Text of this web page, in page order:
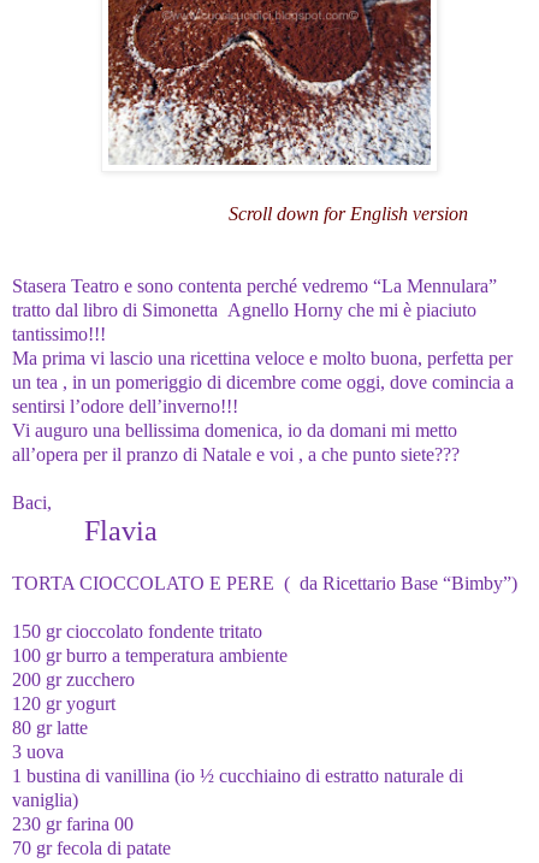
Scroll down for English version
Stasera Teatro e sono contenta perché vedremo “La Mennulara”
tratto dal libro di Simonetta Agnello Horny che mi è piaciuto
tantissimo!!!
Ma prima vi lascio una ricettina veloce e molto buona, perfetta per
un tea , in un pomeriggio di dicembre come oggi, dove comincia a
sentirsi l’odore dell’inverno!!!
Vi auguro una bellissima domenica, io da domani mi metto
all’opera per il pranzo di Natale e voi , a che punto siete???
Baci,
Flavia
TORTA CIOCCOLATO E PERE ( da Ricettario Base “Bimby”)
150 gr cioccolato fondente tritato
100 gr burro a temperatura ambiente
200 gr zucchero
120 gr yogurt
80 gr latte
3 uova
1 bustina di vanillina (io ½ cucchiaino di estratto naturale di
vaniglia)
230 gr farina 00
70 gr fecola di patate